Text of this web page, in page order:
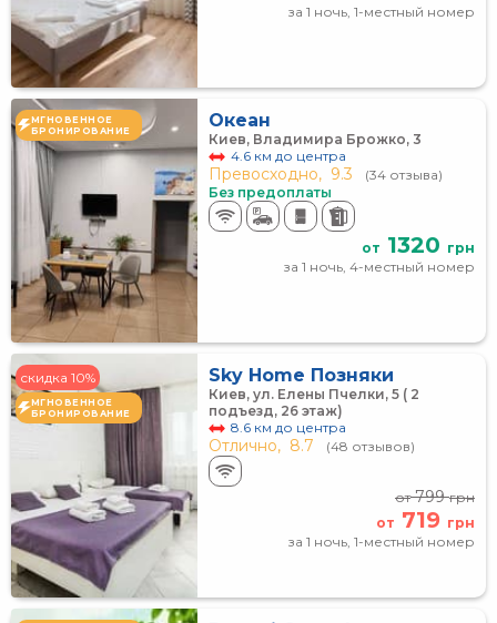
за 1 ночь, 1-местный номер
МГНОВЕННОЕ
БРОНИРОВАНИЕ
Океан
Киев, Владимира Брожко, 3
4.6 км до центра
Превосходно, 9.3
(34 отзыва)
Без предоплаты
от 1320 грн
за 1 ночь, 4-местный номер
скидка 10%
МГНОВЕННОЕ
БРОНИРОВАНИЕ
Sky Home Позняки
Киев, ул. Елены Пчелки, 5 ( 2
подъезд, 26 этаж)
8.6 км до центра
Отлично, 8.7 (48 отзывов)
от799грн
от 719 грн
за 1 ночь, 1-местный номер